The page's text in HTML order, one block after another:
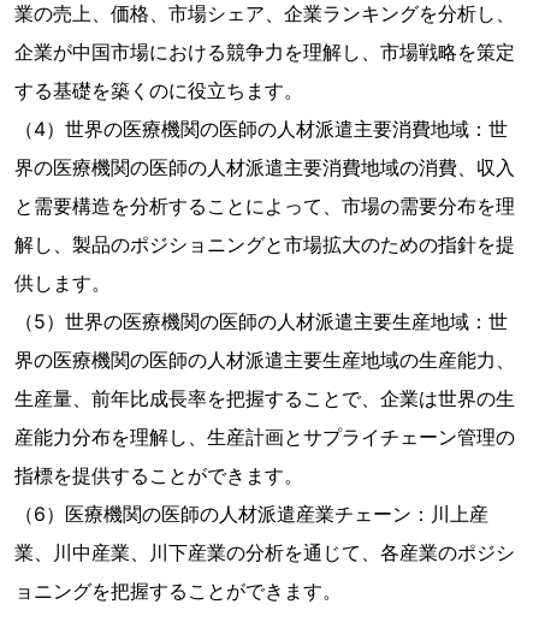
業の売上、価格、市場シェア、企業ランキングを分析し、
企業が中国市場における競争力を理解し、市場戦略を策定
する基礎を築くのに役立ちます。
（4）世界の医療機関の医師の人材派遣主要消費地域：世
界の医療機関の医師の人材派遣主要消費地域の消費、収入
と需要構造を分析することによって、市場の需要分布を理
解し、製品のポジショニングと市場拡大のための指針を提
供します。
（5）世界の医療機関の医師の人材派遣主要生産地域：世
界の医療機関の医師の人材派遣主要生産地域の生産能力、
生産量、前年比成長率を把握することで、企業は世界の生
産能力分布を理解し、生産計画とサプライチェーン管理の
指標を提供することができます。
（6）医療機関の医師の人材派遣産業チェーン：川上産
業、川中産業、川下産業の分析を通じて、各産業のポジシ
ョニングを把握することができます。